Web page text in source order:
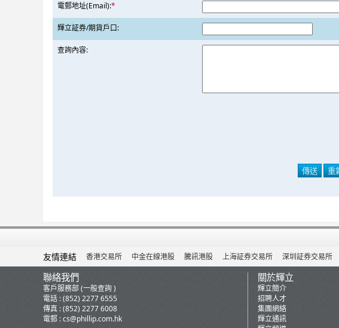
電郵地址(Email):*
輝立証券/期貨戶口:
查詢內容:
友情連結 香港交易所 中金在線港股 騰訊港股 上海証券交易所 深圳証券交易所
聯絡我們
客戶服務部 (一般查詢 )
電話 : (852) 2277 6555
傳真 : (852) 2277 6008
電郵 :cs@phillip.com.hk
關於輝立
輝立簡介
招聘人才
集團網絡
輝立通訊